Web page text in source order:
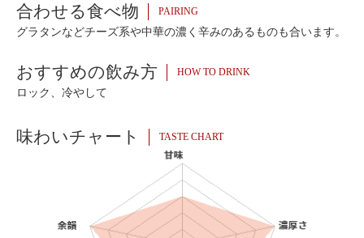
合わせる食べ物 PAIRING
グラタンなどチーズ系や中華の濃く辛みのあるものも合います。
おすすめの飲み方 HOW TO DRINK
ロック、冷やして
味わいチャート TASTE CHART